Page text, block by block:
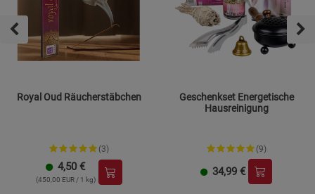
Royal Oud Räucherstäbchen
(3)
4,50 €
(450,00 EUR / 1 kg)
Geschenkset Energetische
Hausreinigung
(9)
34,99 €